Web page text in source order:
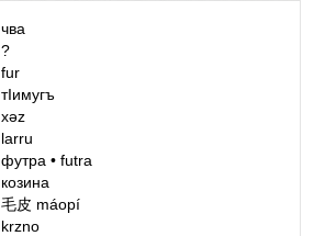
чва
?
fur
тIимугъ
xəz
larru
футра• futra
козина
毛皮 máopí
krzno